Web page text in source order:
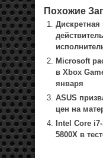
Похожие
Дискретная
Microsoft
в Xbox
января
ASUS
цен на
Intel Core
5800X в